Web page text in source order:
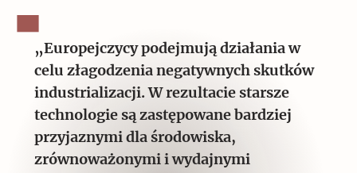
„Europejczycy podejmują działania w
celu złagodzenia negatywnych skutków
industrializacji. W rezultacie starsze
technologie są zastępowane bardziej
przyjaznymi dla środowiska,
zrównoważonymi i wydajnymi